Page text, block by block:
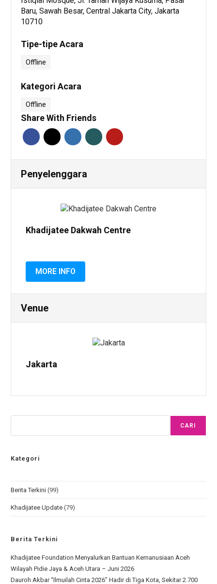
Baru, Sawah Besar, Central Jakarta City, Jakarta
10710
Tipe-tipe Acara
Offline
Kategori Acara
Offline
Share With Friends
Penyelenggara
Khadijatee Dakwah Centre
MORE INFO
Venue
Jakarta
CARI
Kategori
Berita Terkini (99)
Khadijatee Update (79)
Berita Terkini
Khadijatee Foundation Menyalurkan Bantuan Kemanusiaan Aceh
Wilayah Pidie Jaya & Aceh Utara – Juni 2026
Dauroh Akbar “Ilmuilah Cinta 2026” Hadir di Tiga Kota, Sekitar 2.700